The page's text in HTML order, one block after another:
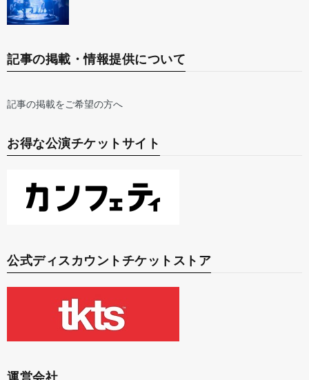
記事の掲載・情報提供について
記事の掲載をご希望の方へ
お得な公演チケットサイト
公式ディスカウントチケットストア
運営会社